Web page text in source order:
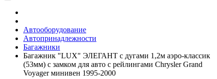
Автооборудование
Автопринадлежности
Багажники
Багажник "LUX" ЭЛЕГАНТ с дугами 1,2м аэро-классик
(53мм) с замком для авто с рейлингами Chrysler Grand
Voyager минивен 1995-2000